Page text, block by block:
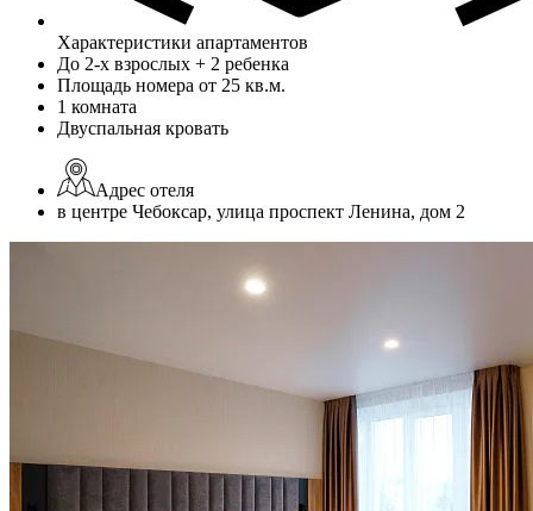
Характеристики апартаментов
До 2-х взрослых + 2 ребенка
Площадь номера от 25 кв.м.
1 комната
Двуспальная кровать
Адрес отеля
в центре Чебоксар, улица проспект Ленина, дом 2